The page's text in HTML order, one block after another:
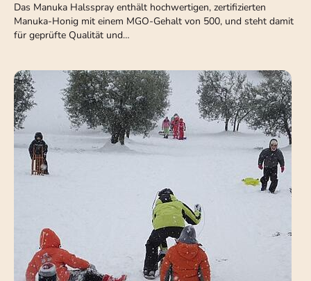
Das Manuka Halsspray enthält hochwertigen, zertifizierten
Manuka-Honig mit einem MGO-Gehalt von 500, und steht damit
für geprüfte Qualität und…